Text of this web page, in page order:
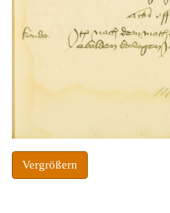
Vergrößern